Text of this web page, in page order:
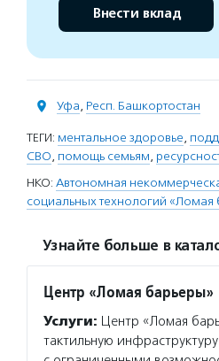
Внести вклад
Уфа, Респ. Башкортостан
ТЕГИ: ментальное здоровье,
СВО, помощь семьям,
НКО: Автономная
социальных технологий «Ломая
Узнайте больше в
Центр «Ломая барьеры»
Услуги: Центр «Ломая
тактильную